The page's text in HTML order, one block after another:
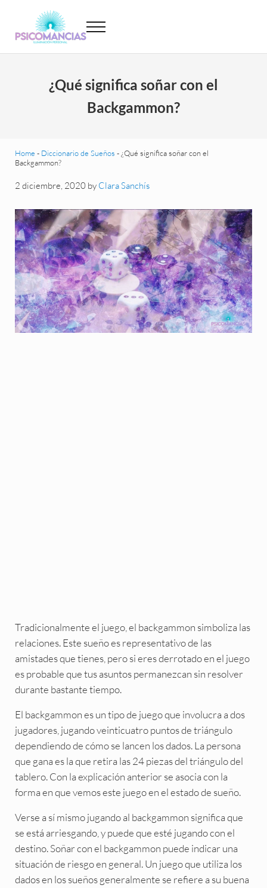
Psicomancias
Menu
¿Qué significa soñar con el
Backgammon?
Home - Diccionario de Sueños -¿Qué significa soñar con el
Backgammon?
2 diciembre, 2020 by Clara Sanchís
Tradicionalmente el juego, el backgammon simboliza las
relaciones. Este sueño es representativo de las
amistades que tienes, pero si eres derrotado en el juego
es probable que tus asuntos permanezcan sin resolver
durante bastante tiempo.
El backgammon es un tipo de juego que involucra a dos
jugadores, jugando veinticuatro puntos de triángulo
dependiendo de cómo se lancen los dados. La persona
que gana es la que retira las 24 piezas del triángulo del
tablero. Con la explicación anterior se asocia con la
forma en que vemos este juego en el estado de sueño.
Verse a sí mismo jugando al backgammon significa que
se está arriesgando, y puede que esté jugando con el
destino. Soñar con el backgammon puede indicar una
situación de riesgo en general. Un juego que utiliza los
dados en los sueños generalmente se refiere a su buena